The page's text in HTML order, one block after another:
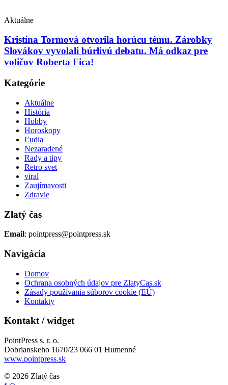
Aktuálne
Kristína Tormová otvorila horúcu tému. Zárobky
Slovákov vyvolali búrlivú debatu. Má odkaz pre
voličov Roberta Fica!
Kategórie
Aktuálne
História
Hobby
Horoskopy
Ľudia
Nezaradené
Rady a tipy
Retro svet
viral
Zaujímavosti
Zdravie
Zlatý čas
Email: pointpress@pointpress.sk
Navigácia
Domov
Ochrana osobných údajov pre ZlatyCas.sk
Zásady používania súborov cookie (EÚ)
Kontakty
Kontakt / widget
PointPress s. r. o.
Dobrianskeho 1670/23 066 01 Humenné
www.pointpress.sk
© 2026 Zlatý čas